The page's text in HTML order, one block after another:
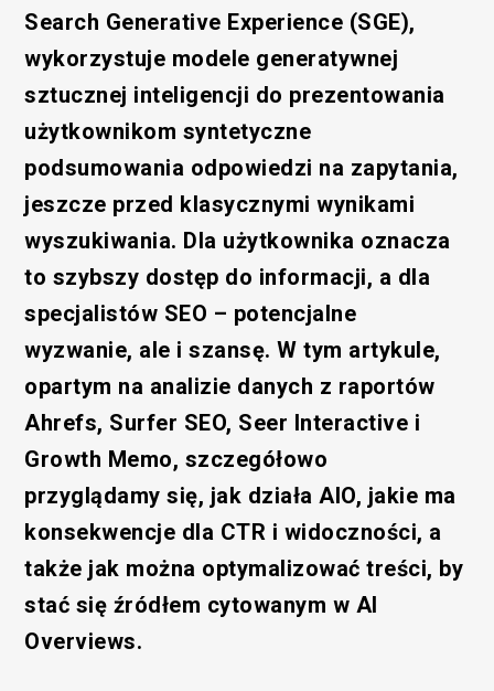
Search Generative Experience (SGE),
wykorzystuje modele generatywnej
sztucznej inteligencji do prezentowania
użytkownikom syntetyczne
podsumowania odpowiedzi na zapytania,
jeszcze przed klasycznymi wynikami
wyszukiwania. Dla użytkownika oznacza
to szybszy dostęp do informacji, a dla
specjalistów SEO – potencjalne
wyzwanie, ale i szansę. W tym artykule,
opartym na analizie danych z raportów
Ahrefs, Surfer SEO, Seer Interactive i
Growth Memo, szczegółowo
przyglądamy się, jak działa AIO, jakie ma
konsekwencje dla CTR i widoczności, a
także jak można optymalizować treści, by
stać się źródłem cytowanym w AI
Overviews.